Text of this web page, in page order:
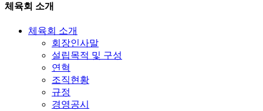
체육회 소개
체육회 소개
회장인사말
설립목적 및 구성
연혁
조직현황
규정
경영공시